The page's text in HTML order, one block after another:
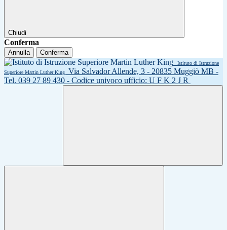
Chiudi
Conferma
Annulla Conferma
Istituto di Istruzione
Superiore Martin Luther King
Via Salvador Allende, 3 - 20835 Muggiò MB -
Tel. 039 27 89 430 - Codice univoco ufficio: U F K 2 J R